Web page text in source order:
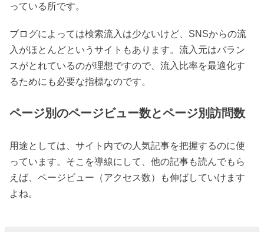
っている所です。
ブログによっては検索流入は少ないけど、SNSからの流
入がほとんどというサイトもあります。流入元はバラン
スがとれているのが理想ですので、流入比率を最適化す
るためにも必要な指標なのです。
ページ別のページビュー数とページ別訪問数
用途としては、サイト内での人気記事を把握するのに使
っています。そこを導線にして、他の記事も読んでもら
えば、ページビュー（アクセス数）も伸ばしていけます
よね。